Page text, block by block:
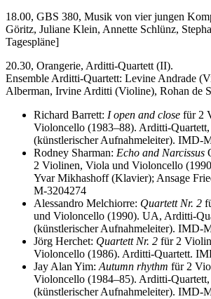
18.00, GBS 380, Musik von vier jungen
Göritz, Juliane Klein, Annette Schlünz,
Tagespläne]
20.30, Orangerie, Arditti-Quartett (II).
Ensemble Arditti-Quartett: Levine Andrade
Alberman, Irvine Arditti (Violine), Rohan de
Richard Barrett: I open and close für 2
Violoncello (1983–88). Arditti-Quartett,
(künstlerischer Aufnahmeleiter). IMD-
Rodney Sharman: Echo and Narcissus
2 Violinen, Viola und Violoncello
Yvar Mikhashoff (Klavier); Ansage
M-3204274
Alessandro Melchiorre: Quartett Nr. 2
und Violoncello (1990). UA, Arditti-
(künstlerischer Aufnahmeleiter). IMD-
Jörg Herchet: Quartett Nr. 2 für 2
Violoncello (1986). Arditti-Quartett.
Jay Alan Yim: Autumn rhythm für 2
Violoncello (1984–85). Arditti-Quartett,
(künstlerischer Aufnahmeleiter). IMD-